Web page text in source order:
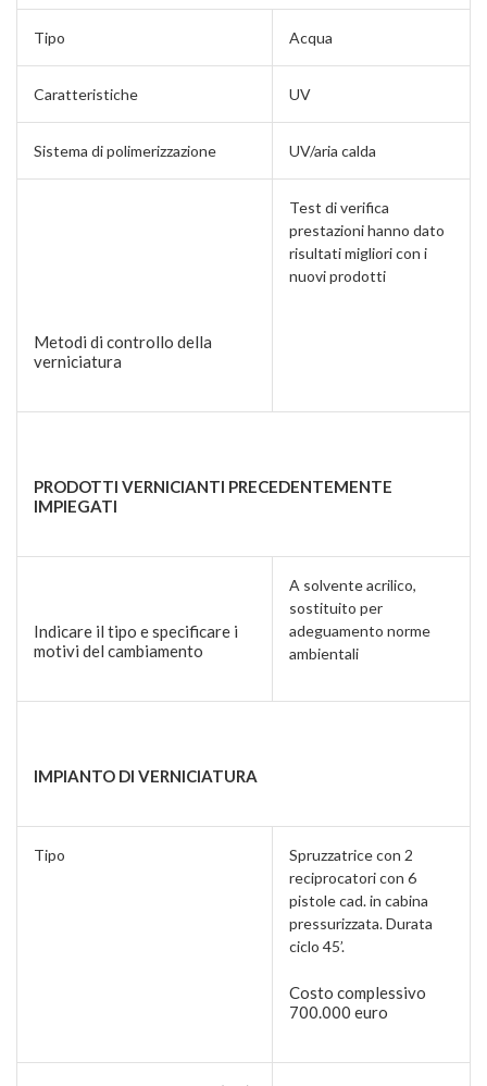
Tipo Acqua
Caratteristiche UV
Sistema di polimerizzazione UV/aria calda
Metodi di controllo della
verniciatura
Test di verifica
prestazioni hanno dato
risultati migliori con i
nuovi prodotti
PRODOTTI VERNICIANTI PRECEDENTEMENTE
IMPIEGATI
Indicare il tipo e specificare i
motivi del cambiamento
A solvente acrilico,
sostituito per
adeguamento norme
ambientali
IMPIANTO DI VERNICIATURA
Tipo
Spruzzatrice con 2
reciprocatori con 6
pistole cad. in cabina
pressurizzata. Durata
ciclo 45’.
Costo complessivo
700.000 euro